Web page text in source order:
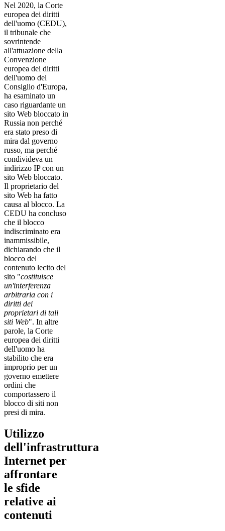
Nel 2020, la Corte
europea dei diritti
dell'uomo (CEDU),
il tribunale che
sovrintende
all'attuazione della
Convenzione
europea dei diritti
dell'uomo del
Consiglio d'Europa,
ha esaminato un
caso riguardante un
sito Web bloccato in
Russia non perché
era stato preso di
mira dal governo
russo, ma perché
condivideva un
indirizzo IP con un
sito Web bloccato.
Il proprietario del
sito Web ha fatto
causa al blocco. La
CEDU ha concluso
che il blocco
indiscriminato era
inammissibile,
dichiarando che il
blocco del
contenuto lecito del
sito "costituisce
un'interferenza
arbitraria con i
diritti dei
proprietari di tali
siti Web". In altre
parole, la Corte
europea dei diritti
dell'uomo ha
stabilito che era
improprio per un
governo emettere
ordini che
comportassero il
blocco di siti non
presi di mira.
Utilizzo
dell'infrastruttura
Internet per
affrontare
le sfide
relative ai
contenuti